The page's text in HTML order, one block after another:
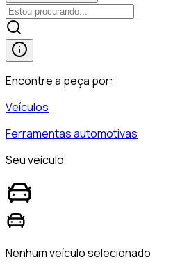
Encontre a peça por:
Veículos
Ferramentas automotivas
Seu veículo
Nenhum veículo selecionado